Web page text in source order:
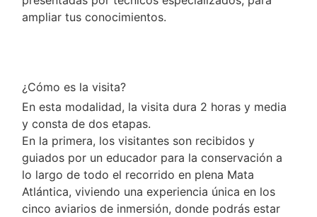
ampliar tus conocimientos.
¿Cómo es la visita?
En esta modalidad, la visita dura 2 horas y media
y consta de dos etapas.
En la primera, los visitantes son recibidos y
guiados por un educador para la conservación a
lo largo de todo el recorrido en plena Mata
Atlántica, viviendo una experiencia única en los
cinco aviarios de inmersión, donde podrás estar